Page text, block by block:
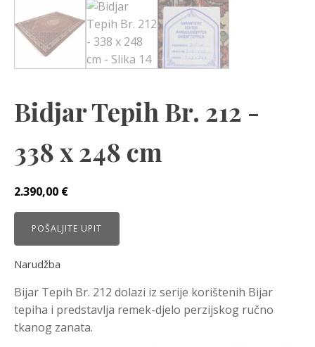
Bidjar Tepih Br. 212 -
338 x 248 cm
2.390,00 €
POŠALJITE UPIT
Narudžba
Bijar Tepih Br. 212 dolazi iz serije korištenih Bijar
tepiha i predstavlja remek-djelo perzijskog ručno
tkanog zanata.